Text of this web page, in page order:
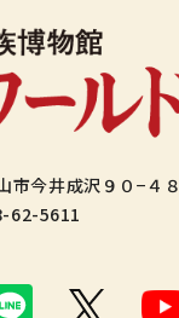
市今井成沢９０−４８
62-5611